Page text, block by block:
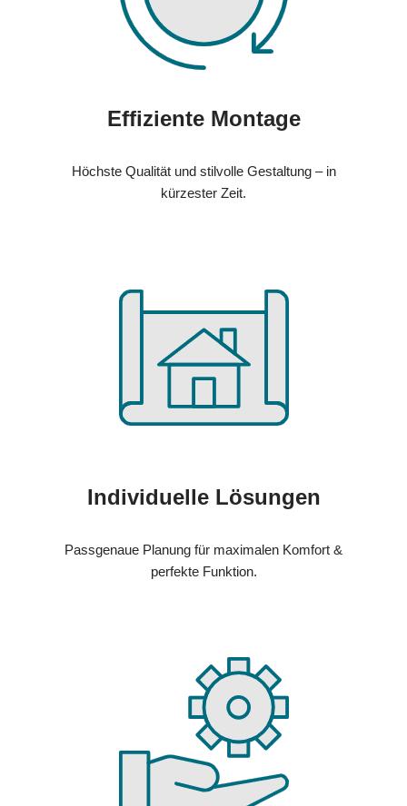
Effiziente Montage
Höchste Qualität und stilvolle Gestaltung – in
kürzester Zeit.
Individuelle Lösungen
Passgenaue Planung für maximalen Komfort &
perfekte Funktion.